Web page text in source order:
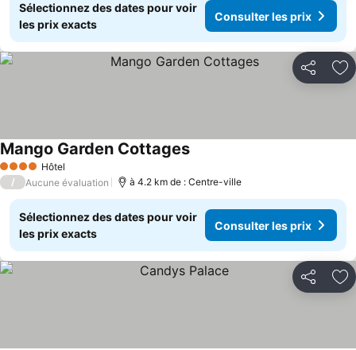
Sélectionnez des dates pour voir
les prix exacts
Consulter les prix
Partager
4 Étoiles Hôtel
Mango Garden CottagesConsulter les prix
/ Aucune évaluation à 4.2 km de : Centre-ville
Sélectionnez des dates pour voir
les prix exacts
Consulter les prix
Partager